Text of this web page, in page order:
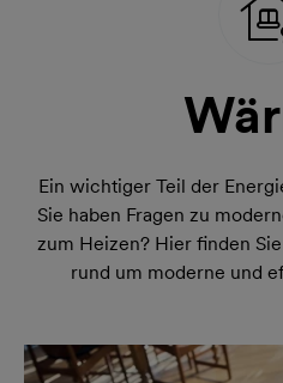
Ein wichtiger Teil der
Sie haben Fragen zu
zum Heizen? Hier finden
rund um moderne und